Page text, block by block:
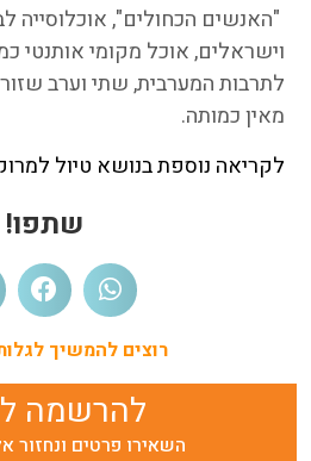
"האנשים הכחולים", אוכלוסייה
וישראלים, אוכל מקומי אותנטי
לתרבות המערבית, שתי וערב
מאין כמותה.
לקריאה נוספת בנושא טיול
שתפו!
רוצים להמשיך
להרשמה
השאירו פרטים ונחזור